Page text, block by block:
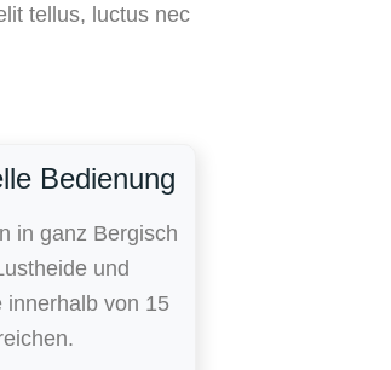
tellus, luctus nec
Bedienung
in ganz Bergisch
und
innerhalb von 15